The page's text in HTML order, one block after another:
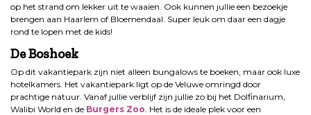
op het strand om lekker uit te waaien. Ook kunnen jullie een bezoekje
brengen aan Haarlem of Bloemendaal. Super leuk om daar een dagje
rond te lopen met de kids!
De Boshoek
Op dit vakantiepark zijn niet alleen bungalows te boeken, maar ook luxe
hotelkamers. Het vakantiepark ligt op de Veluwe omringd door
prachtige natuur. Vanaf jullie verblijf zijn jullie zo bij het Dolfinarium,
Walibi World en de Burgers Zoo . Het is de ideale plek voor een